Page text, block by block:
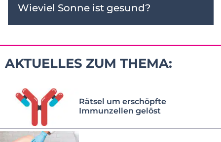
Wieviel Sonne ist gesund?
AKTUELLES ZUM THEMA:
Rätsel um erschöpfte
Immunzellen gelöst